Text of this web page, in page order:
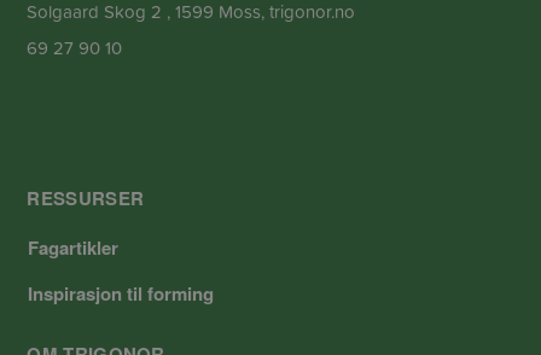
Solgaard Skog 2 , 1599 Moss, trigonor.no
69 27 90 10
RESSURSER
Fagartikler
Inspirasjon til forming